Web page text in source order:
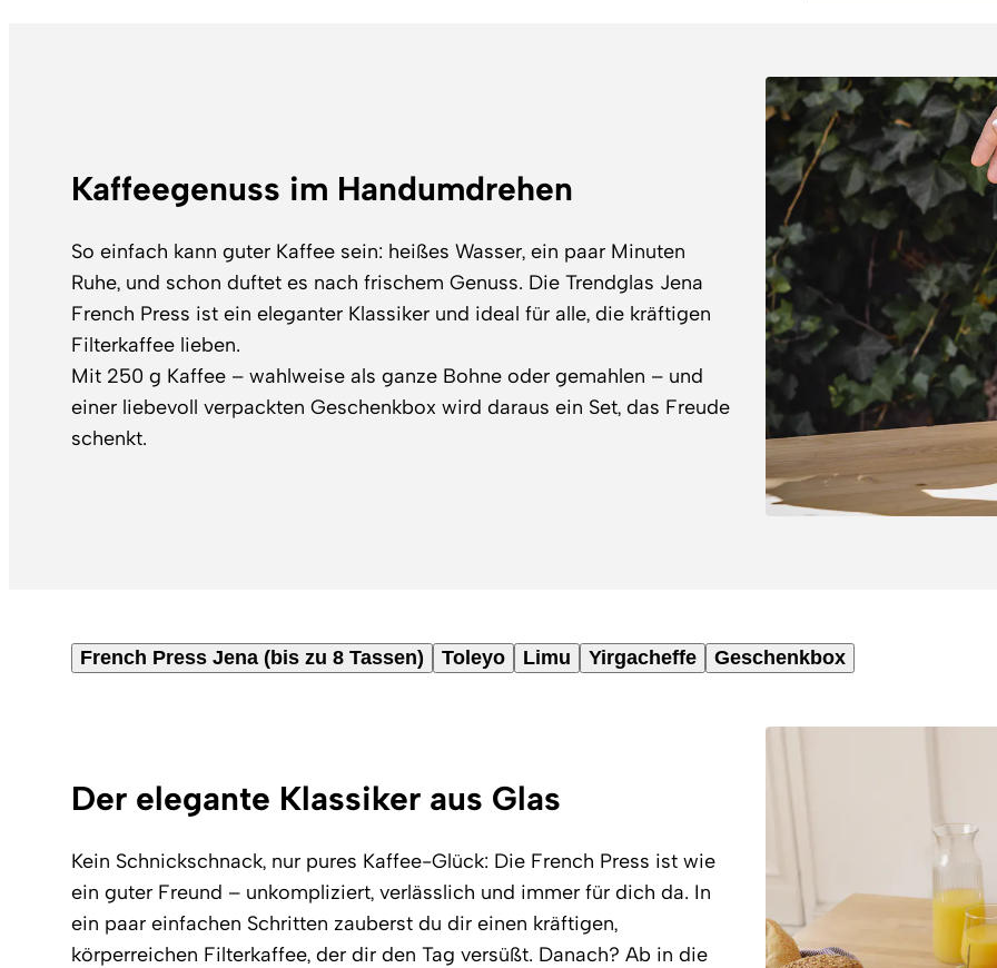
Kaffeegenuss im Handumdrehen
So einfach kann guter Kaffee sein: heißes Wasser, ein paar Minuten
Ruhe, und schon duftet es nach frischem Genuss. Die Trendglas Jena
French Press ist ein eleganter Klassiker und ideal für alle, die kräftigen
Filterkaffee lieben.
Mit 250 g Kaffee – wahlweise als ganze Bohne oder gemahlen – und
einer liebevoll verpackten Geschenkbox wird daraus ein Set, das Freude
schenkt.
French Press Jena (bis zu 8 Tassen) Toleyo Limu Yirgacheffe Geschenkbox
Der elegante Klassiker aus Glas
Kein Schnickschnack, nur pures Kaffee-Glück: Die French Press ist wie
ein guter Freund – unkompliziert, verlässlich und immer für dich da. In
ein paar einfachen Schritten zauberst du dir einen kräftigen,
körperreichen Filterkaffee, der dir den Tag versüßt. Danach? Ab in die